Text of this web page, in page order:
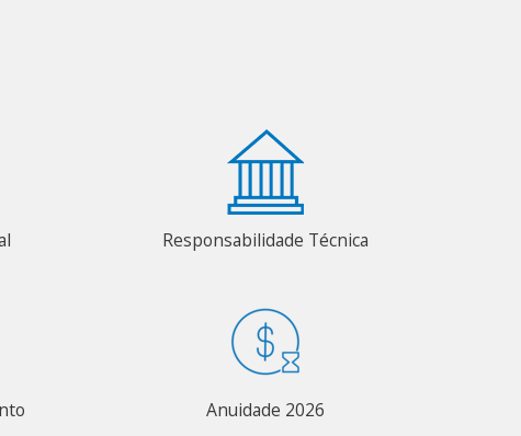
Responsabilidade Técnica
Anuidade 2026